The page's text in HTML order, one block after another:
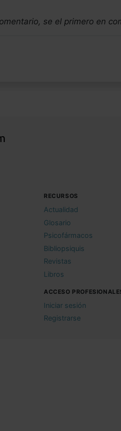
se el primero en
RECURSOS
Actualidad
Glosario
Psicofármacos
Bibliopsiquis
Revistas
Libros
ACCESO
Iniciar sesión
Registrarse